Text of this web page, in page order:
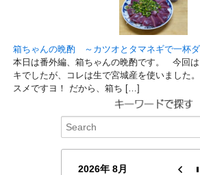
箱ちゃんの晩酌 ～カツオとタマネギで一杯
本日は番外編、箱ちゃんの晩酌です。 今回
キでしたが、コレは生で宮城産を使いました
スメですヨ！ だから、箱ち […]
2026年 8月